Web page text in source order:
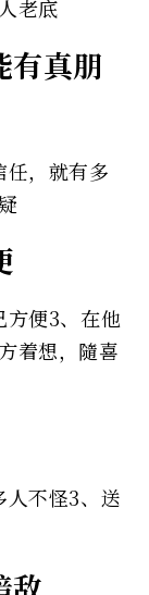
老底
有真朋
任，就有多
方便3、在他
着想，隨喜
人不怪3、送
敌